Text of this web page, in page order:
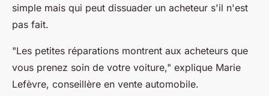
simple mais qui peut dissuader un acheteur s'il n'est
pas fait.
"Les petites réparations montrent aux acheteurs que
vous prenez soin de votre voiture," explique Marie
Lefèvre, conseillère en vente automobile.